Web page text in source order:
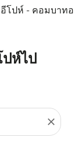
อีโปห์ - คอมบาทอ
ห์ไป
close
รือปลายทาง) หรื